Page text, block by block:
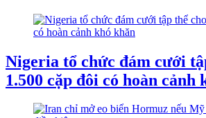
Nigeria tổ chức đám cưới
1.500 cặp đôi có hoàn cảnh